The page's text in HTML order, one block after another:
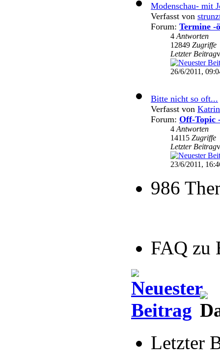
Modenschau- mit
Verfasst von
Forum: Termine -
4 Antworten
12849 Zugriffe
Letzter Beitrag
26/6/2011,
Bitte nicht so oft...
Verfasst von
Forum: Off-Topic
4 Antworten
14115 Zugriffe
Letzter Beitrag
23/6/2011,
986
FAQ zu
Letzter